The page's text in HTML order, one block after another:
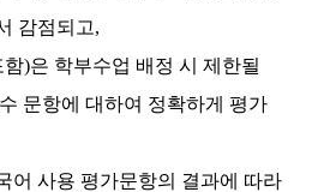
감점되고,
)은 학부수업 배정 시 제한될
문항에 대하여 정확하게 평가
어 사용 평가문항의 결과에 따라